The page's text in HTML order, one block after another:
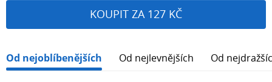
KOUPIT ZA 127 KČ
Od nejoblíbenějších Od nejlevnějších Od